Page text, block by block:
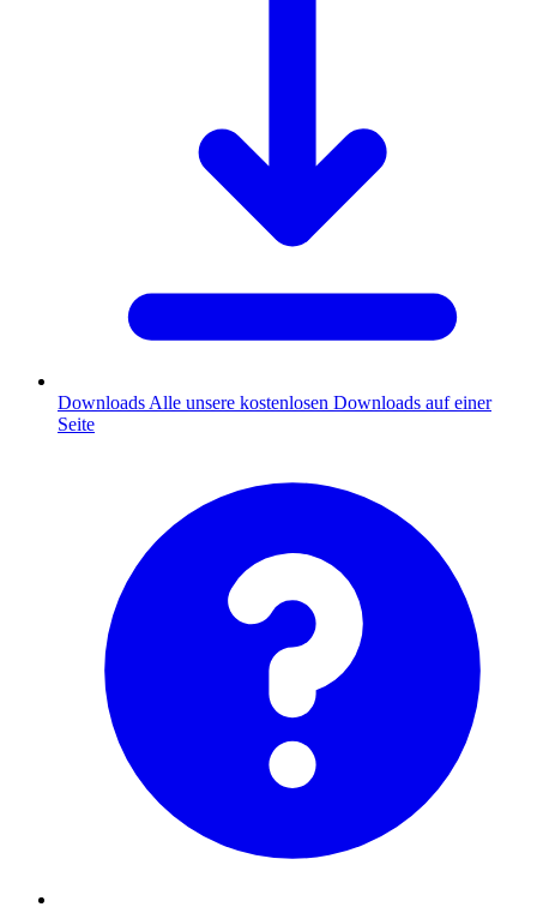
Downloads Alle unsere kostenlosen Downloads auf einer
Seite